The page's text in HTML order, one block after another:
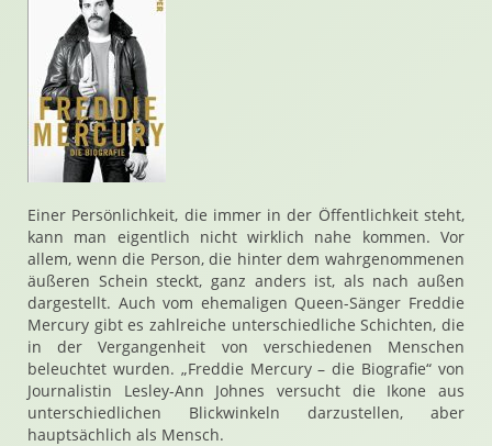
Einer Persönlichkeit, die immer in der Öffentlichkeit steht,
kann man eigentlich nicht wirklich nahe kommen. Vor
allem, wenn die Person, die hinter dem wahrgenommenen
äußeren Schein steckt, ganz anders ist, als nach außen
dargestellt. Auch vom ehemaligen Queen-Sänger Freddie
Mercury gibt es zahlreiche unterschiedliche Schichten, die
in der Vergangenheit von verschiedenen Menschen
beleuchtet wurden. „Freddie Mercury – die Biografie“ von
Journalistin Lesley-Ann Johnes versucht die Ikone aus
unterschiedlichen Blickwinkeln darzustellen, aber
hauptsächlich als Mensch.